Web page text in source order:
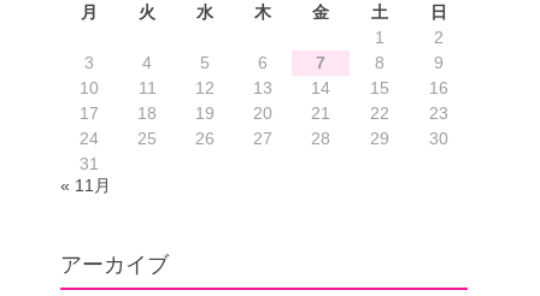
月 火 水 木 金 土
日
1
2
3
4 5 6 7 8
9
10
11 12 13 14 15
16
17
18 19 20 21 22
23
24
25 26 27 28 29
30
31
« 11月
アーカイブ